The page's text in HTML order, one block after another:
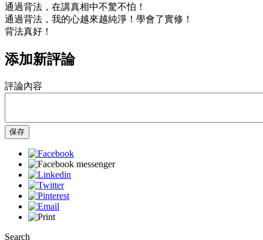
通過背法，在講真相中不驚不怕！
通過背法，我的心越來越純淨！學會了實修！
背法真好！
添加新評論
評論內容
保存
Search